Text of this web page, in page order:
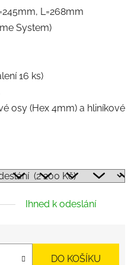
L=268mm
System)
16 ks)
osy (Hex 4mm) a hliníkové
Ihned k odeslání
DO KOŠÍKU